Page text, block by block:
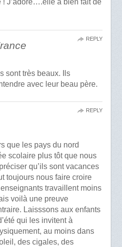
! J’adore….elle a bien fait de
sont très beaux. Ils
avec leur beau père.
REPLY
que les pays du nord
scolaire plus tôt que nous
qu’ils sont vacances
toujours nous faire croire
travaillent moins
voilà une preuve
Laisssons aux enfants
qui les invitent à
au moins dans
des cigales, des
REPLY